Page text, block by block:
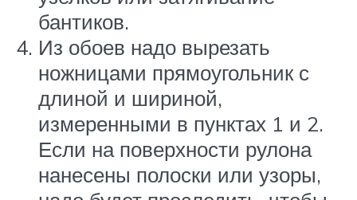
бантиков.
Из обоев надо вырезать
ножницами прямоугольник с
длиной и шириной,
измеренными в пунктах 1 и 2.
Если на поверхности рулона
нанесены полоски или узоры,